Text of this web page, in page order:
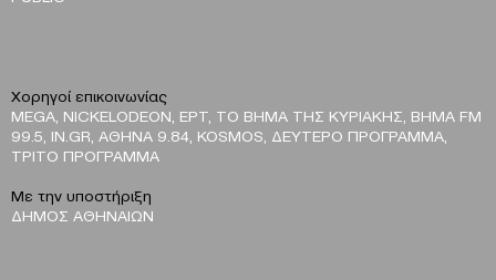
Χορηγοί επικοινωνίας
ΜΕGA, NICKELODEON, ΕΡΤ, TO ΒΗΜΑ ΤΗΣ ΚΥΡΙΑΚΗΣ, BHMA FM
99.5, IN.GR, ΑΘΗΝΑ 9.84, KOSMOS, ΔΕΥΤΕΡΟ ΠΡΟΓΡΑΜΜΑ,
ΤΡΙΤΟ ΠΡΟΓΡΑΜΜΑ
Με την υποστήριξη
ΔΗΜΟΣ ΑΘΗΝΑΙΩΝ